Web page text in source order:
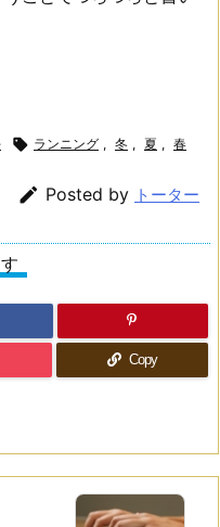
 ランニング , 冬 , 夏 , 春
 Posted by トーター
Copy